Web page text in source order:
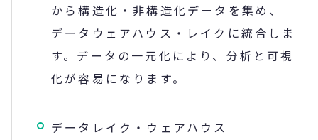
から構造化・非構造化データを集め、
データウェアハウス・レイクに統合しま
す。データの一元化により、分析と可視
化が容易になります。
データレイク・ウェアハウス